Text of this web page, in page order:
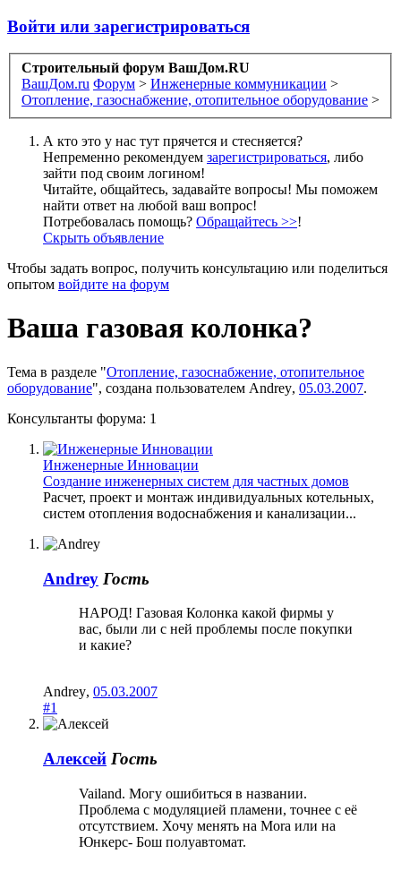
Войти или зарегистрироваться
Строительный форум ВашДом.RU
ВашДом.ru Форум > Инженерные коммуникации >
Отопление, газоснабжение, отопительное оборудование >
А кто это у нас тут прячется и стесняется?
Непременно рекомендуем зарегистрироваться, либо
зайти под своим логином!
Читайте, общайтесь, задавайте вопросы! Мы поможем
найти ответ на любой ваш вопрос!
Потребовалась помощь? Обращайтесь >>!
Скрыть объявление
Чтобы задать вопрос, получить консультацию или поделиться
опытом войдите на форум
Ваша газовая колонка?
Тема в разделе "Отопление, газоснабжение, отопительное
оборудование", создана пользователем Andrey, 05.03.2007.
Консультанты форума: 1
Инженерные Инновации
Создание инженерных систем для частных домов
Расчет, проект и монтаж индивидуальных котельных,
систем отопления водоснабжения и канализации...
Andrey Гость
НАРОД! Газовая Колонка какой фирмы у
вас, были ли с ней проблемы после покупки
и какие?
Andrey, 05.03.2007
#1
Алексей Гость
Vailand. Могу ошибиться в названии.
Проблема с модуляцией пламени, точнее с её
отсутствием. Хочу менять на Mora или на
Юнкерс- Бош полуавтомат.